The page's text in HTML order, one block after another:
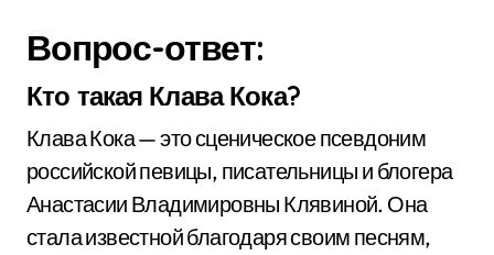
Вопрос-ответ:
Кто такая Клава Кока?
Клава Кока — это сценическое псевдоним
российской певицы, писательницы и блогера
Анастасии Владимировны Клявиной. Она
стала известной благодаря своим песням,